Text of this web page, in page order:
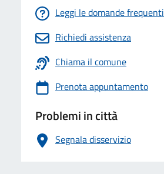
Leggi le domande frequenti
Richiedi assistenza
Chiama il comune
Prenota appuntamento
Problemi in città
Segnala disservizio